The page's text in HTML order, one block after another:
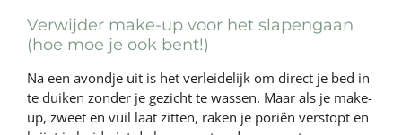
Verwijder make-up voor het slapengaan
(hoe moe je ook bent!)
Na een avondje uit is het verleidelijk om direct je bed in
te duiken zonder je gezicht te wassen. Maar als je make-
up, zweet en vuil laat zitten, raken je poriën verstopt en